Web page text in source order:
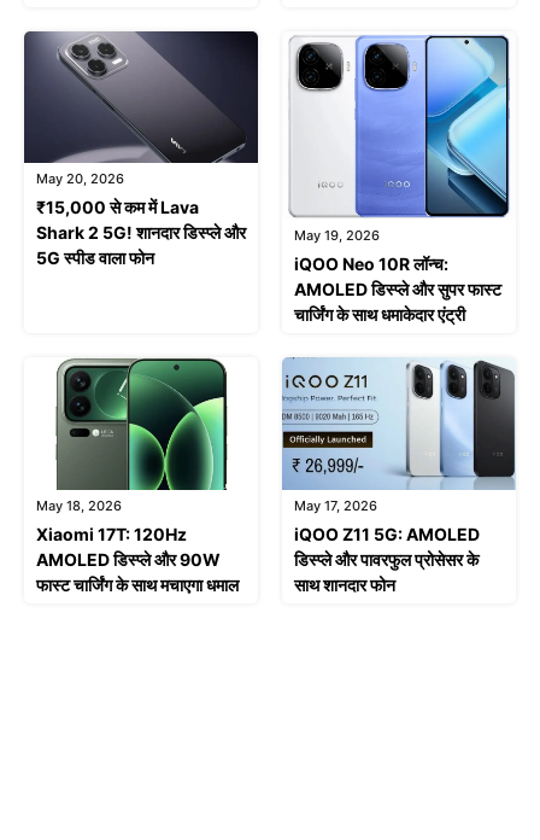
May 20, 2026
₹15,000 से कम में Lava
Shark 2 5G! शानदार डिस्प्ले और
5G स्पीड वाला फोन
May 19, 2026
iQOO Neo 10R लॉन्च:
AMOLED डिस्प्ले और सुपर फास्ट
चार्जिंग के साथ धमाकेदार एंट्री
May 18, 2026
Xiaomi 17T: 120Hz
AMOLED डिस्प्ले और 90W
फास्ट चार्जिंग के साथ मचाएगा धमाल
May 17, 2026
iQOO Z11 5G: AMOLED
डिस्प्ले और पावरफुल प्रोसेसर के
साथ शानदार फोन